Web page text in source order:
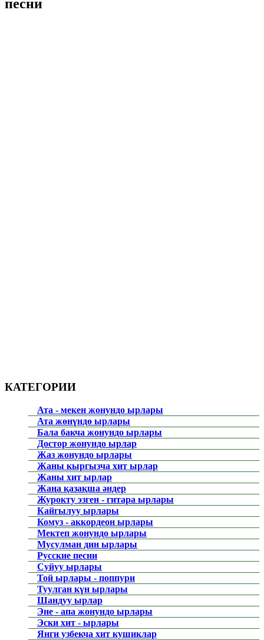
песни
КАТЕГОРИИ
Ата - мекен жонундо ырлары
Ата жөнүндө ырлары
Бала бакча жонундо ырлары
Достор жонундо ырлар
Жаз жонундо ырлары
Жаны кыргызча хит ырлар
Жаны хит ырлар
Жаңа қазақша әндер
Журокту эзген - гитара ырлары
Кайгылуу ырлары
Комуз - аккордеон ырлары
Мектеп жонундо ырлары
Мусулман дин ырлары
Русские песни
Суйуу ырлары
Той ырлары - поппури
Туулган күн ырлары
Шандуу ырлар
Эне - апа жонундо ырлары
Эски хит - ырлары
Янги узбекча хит кушиклар